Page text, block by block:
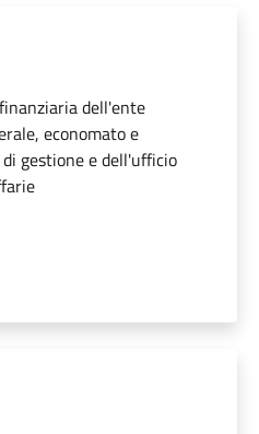
dell'ente
economato e
gestione e dell'ufficio